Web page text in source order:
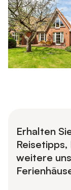
Erhalten
weitere